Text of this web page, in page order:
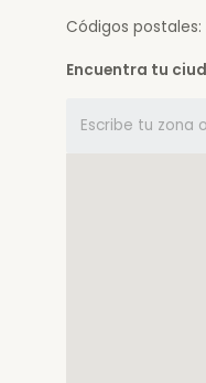
Códigos postales:
Encuentra tu